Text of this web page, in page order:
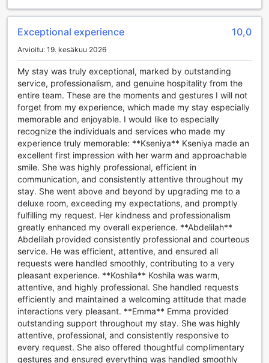
huonepalvelu varmistaa, että voit nauttia herkullisista
aterioista omassa rauhassasi milloin tahansa, olipa
kyseessä varhainen aamiainen tai myöhäinen illallinen.
Hotellin pesulapalvelut, mukaan lukien kuivapesu ja
pyykinpesu, helpottavat matkustamista, sillä voit keskittyä
lomasi nauttimiseen ilman huolta vaatteiden hoidosta.
Lisäksi hotellin turvalliset tallelokerot tarjoavat
mielenrauhaa, jotta voit säilyttää arvotavarat turvallisesti.
Hotellin concierge-palvelu on aina valmiina auttamaan,
olipa kyseessä paikallisten nähtävyyksien suositteleminen
tai erikoisjärjestelyjen tekeminen. Ilmainen Wi-Fi kaikissa
huoneissa ja julkisissa tiloissa takaa, että pysyt yhteydessä
ystäviisi ja perheeseesi tai voit suunnitella päivän
aktiviteetteja vaivatta. Al Raha Beach Resort & Spa:ssa on
myös erikoisalue tupakoijille, mikä tekee oleskelusta entistä
mukavampaa kaikille vieraille. Lisäksi executive lounge -
pääsy tarjoaa ylimääräistä luksusta ja rauhaa, kun taas
päivittäinen siivouspalvelu varmistaa, että huoneesi pysyy
aina puhtaana ja viihtyisänä. Hotellin kätevä myymälä on
täydellinen paikka ostaa matkamuistoja tai unohtuneita
tarvikkeita, joten voit keskittyä nauttimaan lomastasi ilman
ylimääräisiä huolia.
Liikkumismahdollisuudet Al Raha Beach Resort & Spa:ssa
Al Raha Beach Resort & Spa tarjoaa vierailleen erinomaiset
liikkumismahdollisuudet, jotka tekevät matkustamisesta
vaivatonta ja miellyttävää. Hotelli tarjoaa kätevät
lentokenttäkuljetukset, joten voit aloittaa lomasi ilman
Exceptional experience 10,0
Arvioitu: 19. kesäkuu 2026
My stay was truly exceptional, marked by outstanding
service, professionalism, and genuine hospitality from the
entire team. These are the moments and gestures I will not
forget from my experience, which made my stay especially
memorable and enjoyable. I would like to especially
recognize the individuals and services who made my
experience truly memorable: **Kseniya** Kseniya made an
excellent first impression with her warm and approachable
smile. She was highly professional, efficient in
communication, and consistently attentive throughout my
stay. She went above and beyond by upgrading me to a
deluxe room, exceeding my expectations, and promptly
fulfilling my request. Her kindness and professionalism
greatly enhanced my overall experience. **Abdelilah**
Abdelilah provided consistently professional and courteous
service. He was efficient, attentive, and ensured all
requests were handled smoothly, contributing to a very
pleasant experience. **Koshila** Koshila was warm,
attentive, and highly professional. She handled requests
efficiently and maintained a welcoming attitude that made
interactions very pleasant. **Emma** Emma provided
outstanding support throughout my stay. She was highly
attentive, professional, and consistently responsive to
every request. She also offered thoughtful complimentary
gestures and ensured everything was handled smoothly